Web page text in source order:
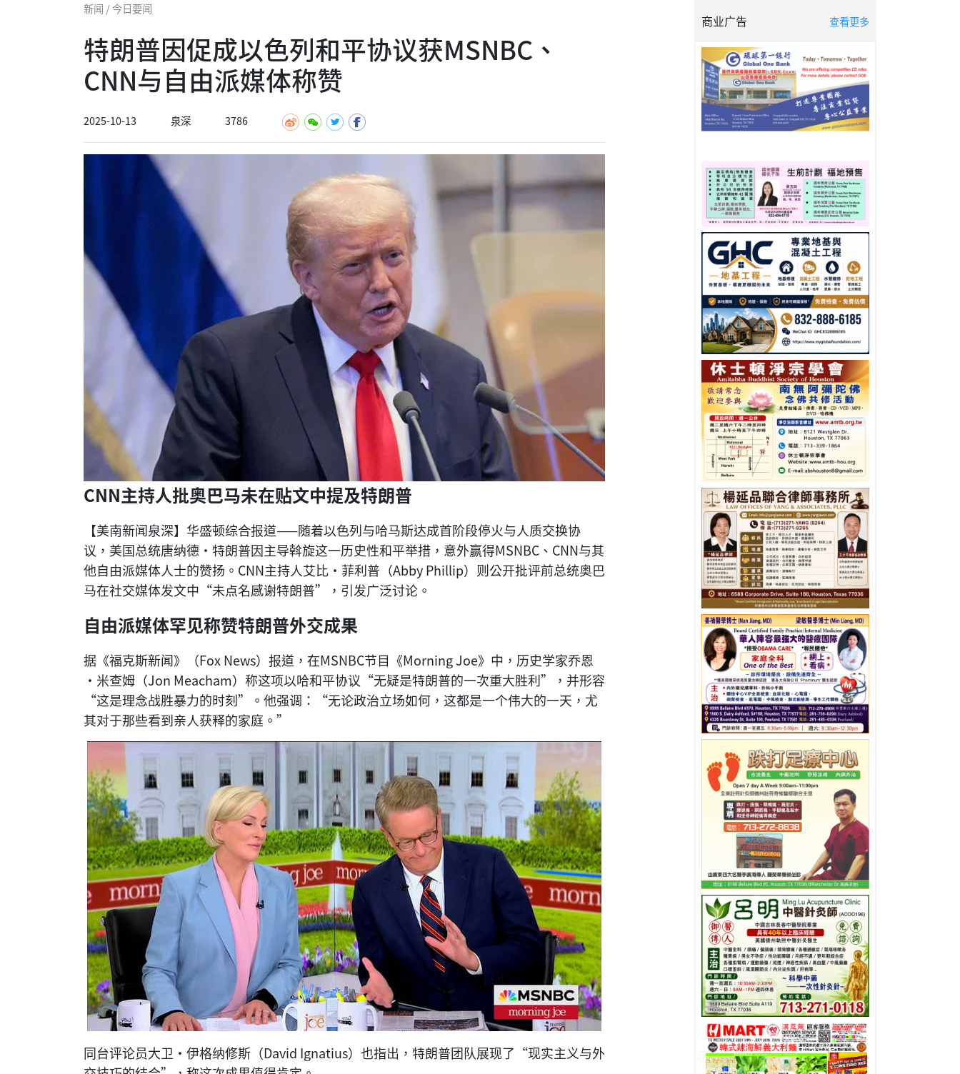
新闻 / 今日要闻
特朗普因促成以色列和平协议获MSNBC、
CNN与自由派媒体称赞
2025-10-13 泉深 3786
CNN主持人批奥巴马未在贴文中提及特朗普
【美南新闻泉深】华盛顿综合报道——随着以色列与哈马斯达成首阶段停火与人质交换协
议，美国总统唐纳德·特朗普因主导斡旋这一历史性和平举措，意外赢得MSNBC、CNN与其
他自由派媒体人士的赞扬。CNN主持人艾比·菲利普（Abby Phillip）则公开批评前总统奥巴
马在社交媒体发文中“未点名感谢特朗普”，引发广泛讨论。
自由派媒体罕见称赞特朗普外交成果
据《福克斯新闻》（Fox News）报道，在MSNBC节目《Morning Joe》中，历史学家乔恩
·米查姆（Jon Meacham）称这项以哈和平协议“无疑是特朗普的一次重大胜利”，并形容
“这是理念战胜暴力的时刻”。他强调：“无论政治立场如何，这都是一个伟大的一天，尤
其对于那些看到亲人获释的家庭。”
同台评论员大卫·伊格纳修斯（David Ignatius）也指出，特朗普团队展现了“现实主义与外
商业广告 查看更多